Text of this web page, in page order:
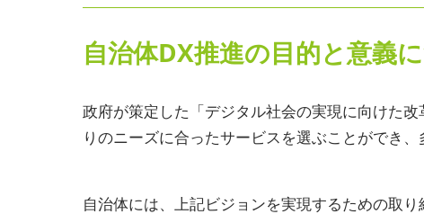
自治体DX推進の目的と意義
政府が策定した「デジタル社会の実現に向けた
りのニーズに合ったサービスを選ぶことができ
自治体には、上記ビジョンを実現するための取り